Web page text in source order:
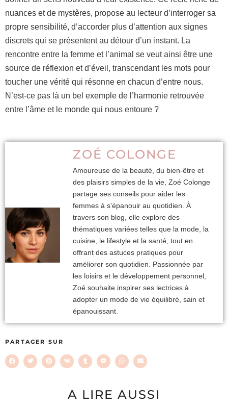
nuances et de mystères, propose au lecteur d’interroger sa
propre sensibilité, d’accorder plus d’attention aux signes
discrets qui se présentent au détour d’un instant. La
rencontre entre la femme et l’animal se veut ainsi être une
source de réflexion et d’éveil, transcendant les mots pour
toucher une vérité qui résonne en chacun d’entre nous.
N’est-ce pas là un bel exemple de l’harmonie retrouvée
entre l’âme et le monde qui nous entoure ?
ZOÉ COLONGE
Amoureuse de la beauté, du bien-être et
des plaisirs simples de la vie, Zoé Colonge
partage ses conseils pour aider les
femmes à s'épanouir au quotidien. À
travers son blog, elle explore des
thématiques variées telles que la mode, la
cuisine, le lifestyle et la santé, tout en
offrant des astuces pratiques pour
améliorer son quotidien. Passionnée par
les loisirs et le développement personnel,
Zoé souhaite inspirer ses lectrices à
adopter un mode de vie équilibré, sain et
épanouissant.
PARTAGER SUR
A LIRE AUSSI